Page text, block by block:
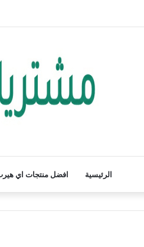
الرئيسية افضل منتجات اي